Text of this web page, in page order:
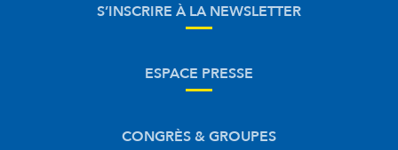
S’INSCRIRE À LA NEWSLETTER
ESPACE PRESSE
CONGRÈS & GROUPES